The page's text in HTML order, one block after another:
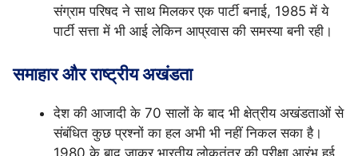
संग्राम परिषद ने साथ मिलकर एक पार्टी बनाई, 1985 में ये
पार्टी सत्ता में भी आई लेकिन आप्रवास की समस्या बनी रही।
समाहार और राष्ट्रीय अखंडता
देश की आजादी के 70 सालों के बाद भी क्षेत्रीय अखंडताओं से
संबंधित कुछ प्रश्नों का हल अभी भी नहीं निकल सका है।